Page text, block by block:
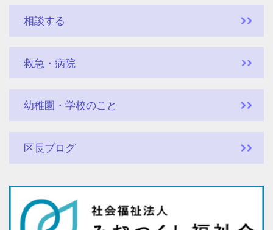
相談する
救急・病院
幼稚園・学校のこと
区長ブログ